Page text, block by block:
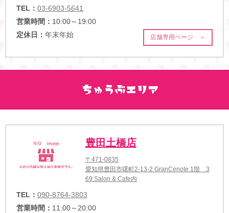
TEL： 03-6903-5641
営業時間： 10:00～19:00
定休日： 年末年始 店舗専用ページ ＞
豊田土橋店
〒471-0835
愛知県豊田市曙町2-13-2 GranCenote 1階 3
69 Salon & Cafe内
TEL： 090-8764-3803
営業時間： 11:00～20:00